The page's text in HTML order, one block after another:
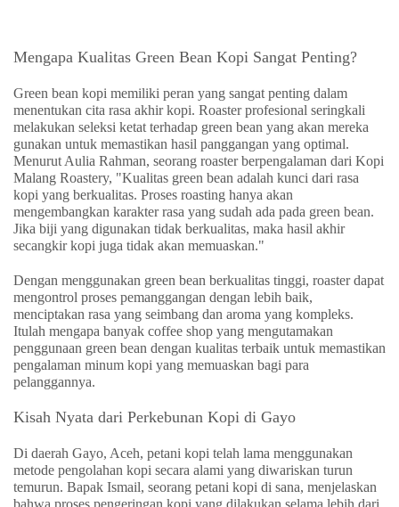
Mengapa Kualitas Green Bean Kopi Sangat Penting?
Green bean kopi memiliki peran yang sangat penting dalam
menentukan cita rasa akhir kopi. Roaster profesional seringkali
melakukan seleksi ketat terhadap green bean yang akan mereka
gunakan untuk memastikan hasil panggangan yang optimal.
Menurut Aulia Rahman, seorang roaster berpengalaman dari Kopi
Malang Roastery, "Kualitas green bean adalah kunci dari rasa
kopi yang berkualitas. Proses roasting hanya akan
mengembangkan karakter rasa yang sudah ada pada green bean.
Jika biji yang digunakan tidak berkualitas, maka hasil akhir
secangkir kopi juga tidak akan memuaskan."
Dengan menggunakan green bean berkualitas tinggi, roaster dapat
mengontrol proses pemanggangan dengan lebih baik,
menciptakan rasa yang seimbang dan aroma yang kompleks.
Itulah mengapa banyak coffee shop yang mengutamakan
penggunaan green bean dengan kualitas terbaik untuk memastikan
pengalaman minum kopi yang memuaskan bagi para
pelanggannya.
Kisah Nyata dari Perkebunan Kopi di Gayo
Di daerah Gayo, Aceh, petani kopi telah lama menggunakan
metode pengolahan kopi secara alami yang diwariskan turun
temurun. Bapak Ismail, seorang petani kopi di sana, menjelaskan
bahwa proses pengeringan kopi yang dilakukan selama lebih dari